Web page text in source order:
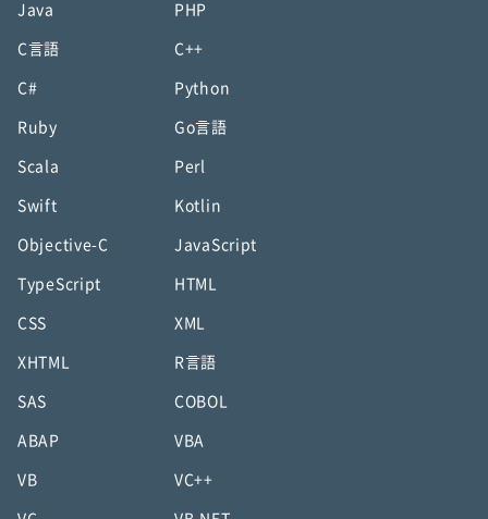
Java PHP
C言語 C++
C# Python
Ruby Go言語
Scala Perl
Swift Kotlin
Objective-C JavaScript
TypeScript HTML
CSS XML
XHTML R言語
SAS COBOL
ABAP VBA
VB VC++